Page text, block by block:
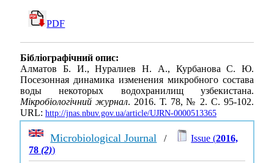
PDF
Бібліографічний опис:
Алматов Б. И., Нуралиев Н. А., Курбанова С. Ю.
Посезонная динамика изменения микробного состава
воды некоторых водохранилищ узбекистана.
Мікробіологічний журнал. 2016. Т. 78, № 2. С. 95-102.
URL: http://jnas.nbuv.gov.ua/article/UJRN-0000513365
Microbiological Journal / Issue (2016,
78(2))